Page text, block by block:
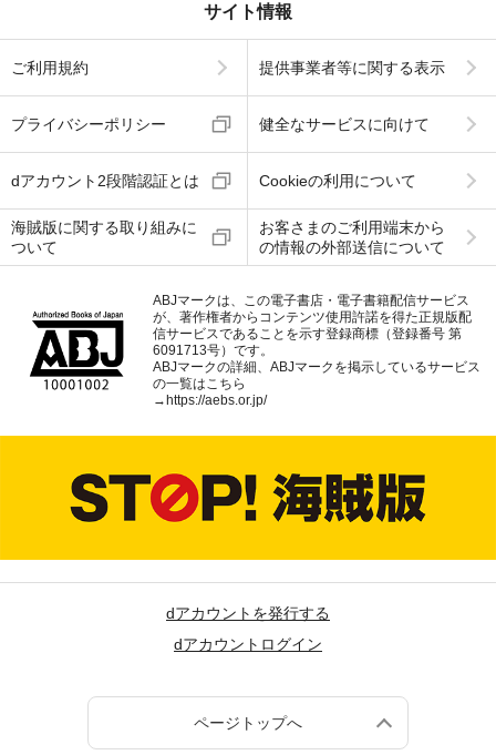
サイト情報
ご利用規約 提供事業者等に関する表示
プライバシーポリシー 健全なサービスに向けて
dアカウント2段階認証とは Cookieの利用について
海賊版に関する取り組みに
ついて
お客さまのご利用端末から
の情報の外部送信について
ABJマークは、この電子書店・電子書籍配信サービス
が、著作権者からコンテンツ使用許諾を得た正規版配
信サービスであることを示す登録商標（登録番号 第
6091713号）です。
ABJマークの詳細、ABJマークを掲示しているサービス
の一覧はこちら
→ https://aebs.or.jp/
dアカウントを発行する
dアカウントログイン
ページトップへ